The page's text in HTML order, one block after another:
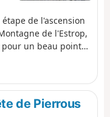
de l'ascension
de l'Estrop,
pour un beau point
Mounier que
s'effectue par
vers la Tête de
et enfin la
de Pierrous